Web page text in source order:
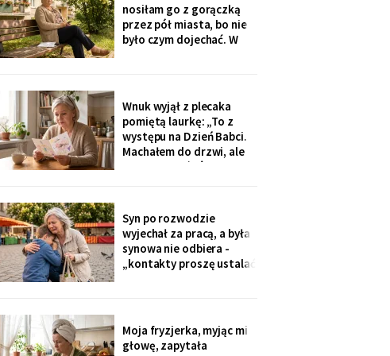
i usłyszałam, że „trzeba
było sobie
nosiłam go z gorączką
przez pół miasta, bo nie
było czym dojechać. W
prześwietlenie biodra.
„Mamo, od tego jest
teraz taksówka dla
seniorów, zamów sobie".
Zamówiłam - kierowca
Wnuk wyjął z plecaka
pomiętą laurkę: „To z
występu na Dzień Babci.
Machałem do drzwi, ale
nie przyszłaś". Żadnego
przekazuje je przez
rodziców. Córka
wzruszyła ramionami:
„No zapomniałam, mamo,
tyle się teraz
Syn po rozwodzie
wyjechał za pracą, a była
synowa nie odbiera -
„kontakty proszę ustalać
na rynku młodszy mnie
zobaczył, wyrwał jej się z
Moja fryzjerka, myjąc mi
głowę, zapytała